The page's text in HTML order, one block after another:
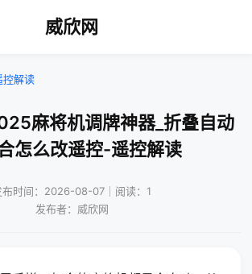
威欣网
控解读
麻将机调牌神器_折叠自动
怎么改遥控-遥控解读
布时间：2026-08-07｜阅读：1
发布者：威欣网